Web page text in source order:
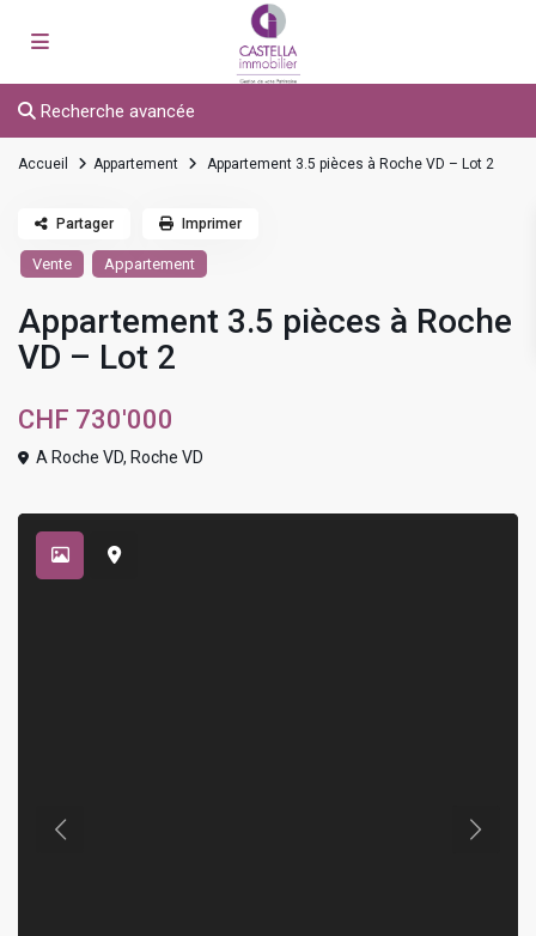
Recherche avancée
Accueil Appartement Appartement 3.5 pièces à Roche VD – Lot 2
Vente Appartement
Appartement 3.5 pièces à Roche
VD – Lot 2
CHF 730'000
A Roche VD, Roche VD
Partager Imprimer